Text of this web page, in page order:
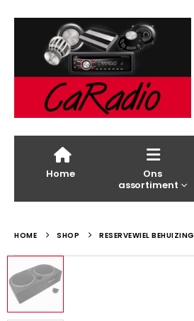
Home
Ons
assortiment
HOME SHOP RESERVEWIEL BEHUIZING